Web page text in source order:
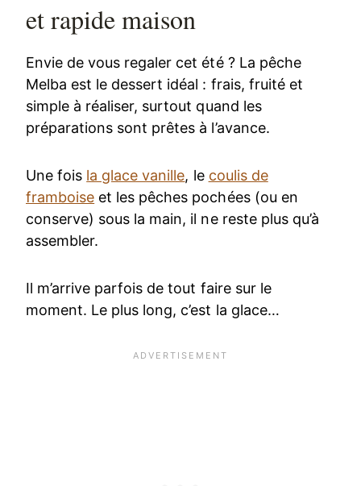
et rapide maison
Envie de vous regaler cet été ? La pêche
Melba est le dessert idéal : frais, fruité et
simple à réaliser, surtout quand les
préparations sont prêtes à l’avance.
Une fois la glace vanille, le coulis de
framboise et les pêches pochées (ou en
conserve) sous la main, il ne reste plus qu’à
assembler.
Il m’arrive parfois de tout faire sur le
moment. Le plus long, c’est la glace…